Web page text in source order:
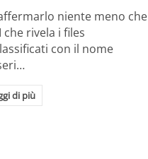
niente meno che
che rivela i files
con il nome
di più